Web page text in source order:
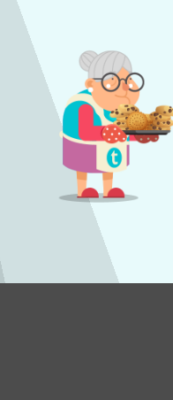
Video
various eras